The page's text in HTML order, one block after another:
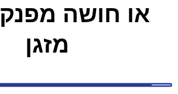
או חושה
מזגן